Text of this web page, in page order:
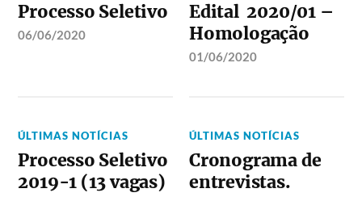
Processo Seletivo
06/06/2020
Edital 2020/01 –
Homologação
01/06/2020
ÚLTIMAS NOTÍCIAS
Processo Seletivo
2019-1 (13 vagas)
ÚLTIMAS NOTÍCIAS
Cronograma de
entrevistas.